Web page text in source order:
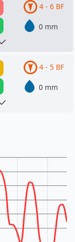
4 - 6 BF
0 mm
4 - 5 BF
0 mm